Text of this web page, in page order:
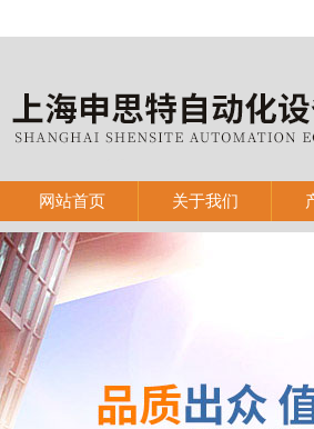
网站首页 关于我们